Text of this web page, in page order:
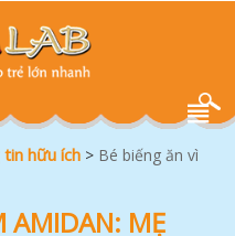
hữu ích > Bé biếng ăn vì
AMIDAN: MẸ